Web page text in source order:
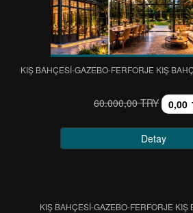
KIŞ BAHÇESİ-GAZEBO-FERFORJE KIŞ
60.000,00 TRY 0,00
Detay
KIŞ BAHÇESİ-GAZEBO-FERFORJE KIŞ